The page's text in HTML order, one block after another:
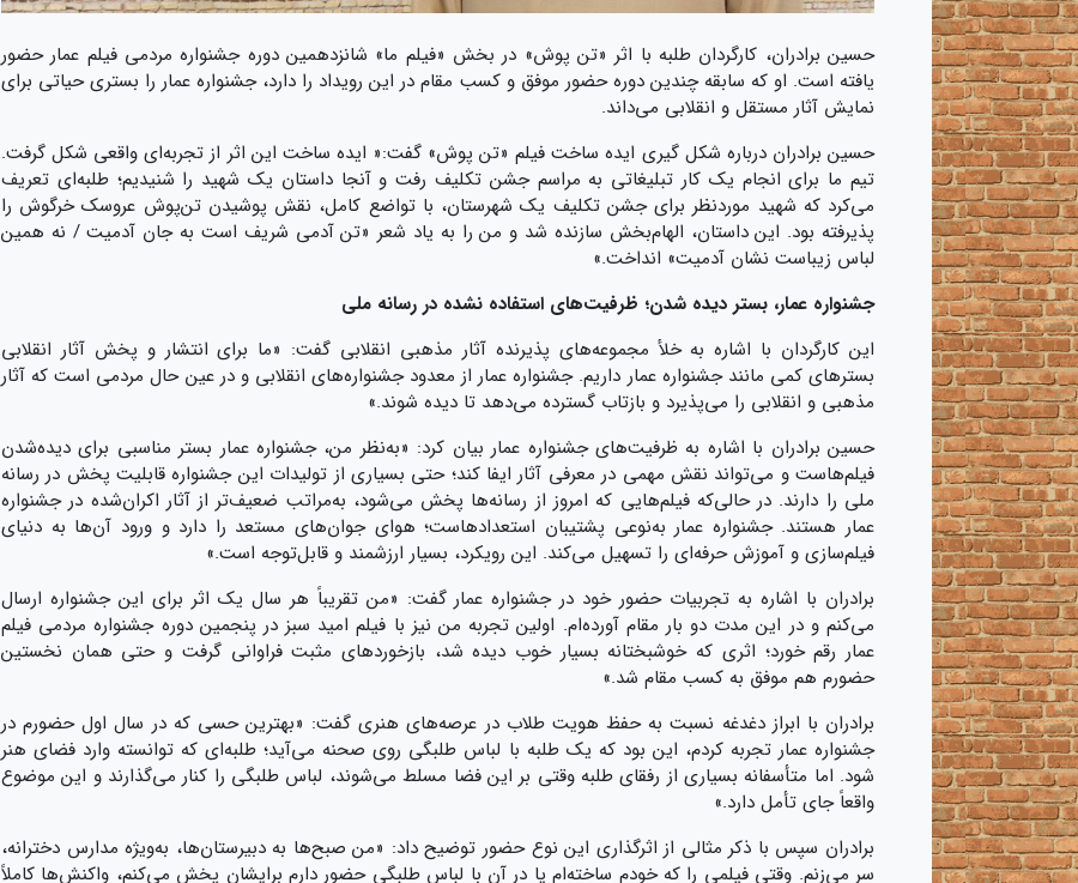
حسین برادران، کارگردان طلبه با اثر «تن پوش» در بخش «فیلم ما» شانزدهمین دوره جشنواره مردمی فیلم عمار حضور
یافته است. او که سابقه‌ چندین دوره حضور موفق و کسب مقام در این رویداد را دارد، جشنواره عمار را بستری حیاتی برای
نمایش آثار مستقل و انقلابی می‌داند.
حسین برادران درباره شکل گیری ایده‌ ساخت فیلم «تن پوش» گفت:« ایده ساخت این اثر از تجربه‌ای واقعی شکل گرفت.
تیم ما برای انجام یک کار تبلیغاتی به مراسم جشن تکلیف رفت و آنجا داستان یک شهید را شنیدیم؛ طلبه‌ای تعریف
می‌کرد که شهید موردنظر برای جشن تکلیف یک شهرستان، با تواضع کامل، نقش پوشیدن تن‌پوش عروسک خرگوش را
پذیرفته بود. این داستان، الهام‌بخش سازنده شد و من را به یاد شعر «تن آدمی شریف است به جان آدمیت / نه همین
لباس زیباست نشان آدمیت» انداخت.»
جشنواره عمار، بستر دیده شدن؛ ظرفیت‌های استفاده نشده در رسانه ملی
این کارگردان با اشاره به خلأ مجموعه‌های پذیرنده آثار مذهبی انقلابی گفت: «ما برای انتشار و پخش آثار انقلابی
بسترهای کمی مانند جشنواره عمار داریم. جشنواره عمار از معدود جشنواره‌های انقلابی و در عین حال مردمی است که آثار
مذهبی و انقلابی را می‌پذیرد و بازتاب گسترده می‌دهد تا دیده شوند.»
حسین برادران با اشاره به ظرفیت‌های جشنواره عمار بیان کرد: «به‌نظر من، جشنواره عمار بستر مناسبی برای دیده‌شدن
فیلم‌هاست و می‌تواند نقش مهمی در معرفی آثار ایفا کند؛ حتی بسیاری از تولیدات این جشنواره قابلیت پخش در رسانه
ملی را دارند. در حالی‌که فیلم‌هایی که امروز از رسانه‌ها پخش می‌شود، به‌مراتب ضعیف‌تر از آثار اکران‌شده در جشنواره
عمار هستند. جشنواره عمار به‌نوعی پشتیبان استعدادهاست؛ هوای جوان‌های مستعد را دارد و ورود آن‌ها به دنیای
فیلم‌سازی و آموزش حرفه‌ای را تسهیل می‌کند. این رویکرد، بسیار ارزشمند و قابل‌توجه است.»
برادران با اشاره به تجربیات حضور خود در جشنواره عمار گفت: «من تقریباً هر سال یک اثر برای این جشنواره ارسال
می‌کنم و در این مدت دو بار مقام آورده‌ام. اولین تجربه من نیز با فیلم امید سبز در پنجمین دوره جشنواره مردمی فیلم
عمار رقم خورد؛ اثری که خوشبختانه بسیار خوب دیده شد، بازخوردهای مثبت فراوانی گرفت و حتی همان نخستین
حضورم هم موفق به کسب مقام شد.»
برادران با ابراز دغدغه نسبت به حفظ هویت طلاب در عرصه‌های هنری گفت: «بهترین حسی که در سال اول حضورم در
جشنواره عمار تجربه کردم، این بود که یک طلبه با لباس طلبگی روی صحنه می‌آید؛ طلبه‌ای که توانسته وارد فضای هنر
شود. اما متأسفانه بسیاری از رفقای طلبه وقتی بر این فضا مسلط می‌شوند، لباس طلبگی را کنار می‌گذارند و این موضوع
واقعاً جای تأمل دارد.»
برادران سپس با ذکر مثالی از اثرگذاری این نوع حضور توضیح داد: «من صبح‌ها به دبیرستان‌ها، به‌ویژه مدارس دخترانه،
سر می‌زنم. وقتی فیلمی را که خودم ساخته‌ام یا در آن با لباس طلبگی حضور دارم برایشان پخش می‌کنم، واکنش‌ها کاملاً